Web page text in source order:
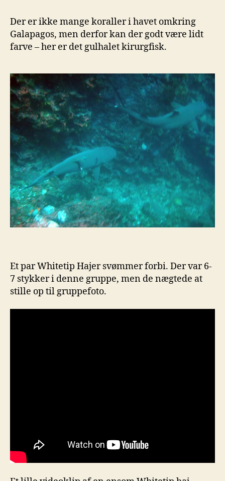
Der er ikke mange koraller i havet omkring
Galapagos, men derfor kan der godt være lidt
farve – her er det gulhalet kirurgfisk.
Et par Whitetip Hajer svømmer forbi. Der var 6-
7 stykker i denne gruppe, men de nægtede at
stille op til gruppefoto.